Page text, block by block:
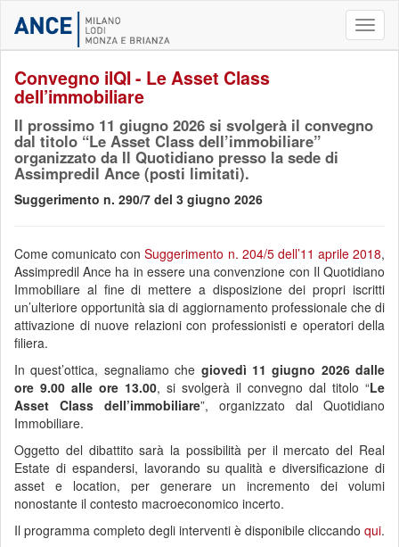
Convegno ilQI - Le Asset Class
dell’immobiliare
Il prossimo 11 giugno 2026 si svolgerà il convegno
dal titolo “Le Asset Class dell’immobiliare”
organizzato da Il Quotidiano presso la sede di
Assimpredil Ance (posti limitati).
Suggerimento n. 290/7 del 3 giugno 2026
Come comunicato conSuggerimento n. 204/5 dell’11 aprile 2018,
Assimpredil Ance ha in essere una convenzione con Il Quotidiano
Immobiliare al fine di mettere a disposizione dei propri iscritti
un’ulteriore opportunità sia di aggiornamento professionale che di
attivazione di nuove relazioni con professionisti e operatori della
filiera.
In quest’ottica, segnaliamo che giovedì 11 giugno 2026 dalle
ore 9.00 alle ore 13.00, si svolgerà il convegno dal titolo “Le
Asset Class dell’immobiliare”, organizzato dal Quotidiano
Immobiliare.
Oggetto del dibattito sarà la possibilità per il mercato del Real
Estate di espandersi, lavorando su qualità e diversificazione di
asset e location, per generare un incremento dei volumi
nonostante il contesto macroeconomico incerto.
Il programma completo degli interventi è disponibile cliccando qui.